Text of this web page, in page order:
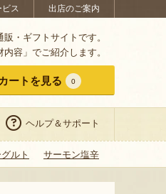
ス 出店のご案内
・ギフトサイトです。
容」でご紹介します。
カートを見る 0
ヘルプ＆サポート
ルト サーモン塩辛